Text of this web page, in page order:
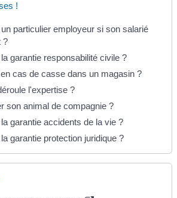
!
particulier employeur si son salarié
?
garantie responsabilité civile ?
cas de casse dans un magasin ?
l'expertise ?
son animal de compagnie ?
garantie accidents de la vie ?
garantie protection juridique ?